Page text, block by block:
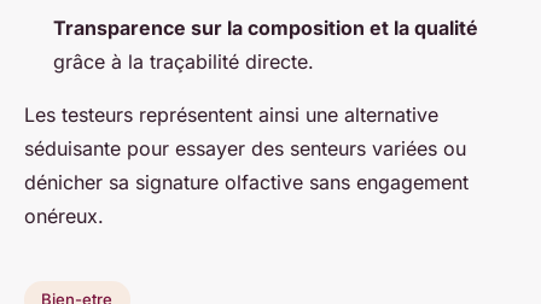
Transparence sur la composition et la qualité
grâce à la traçabilité directe.
Les testeurs représentent ainsi une alternative
séduisante pour essayer des senteurs variées ou
dénicher sa signature olfactive sans engagement
onéreux.
Bien-etre